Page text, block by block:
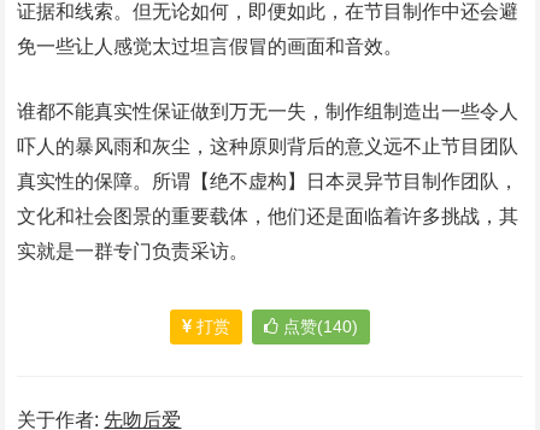
证据和线索。但无论如何，即便如此，在节目制作中还会避
免一些让人感觉太过坦言假冒的画面和音效。
谁都不能真实性保证做到万无一失，制作组制造出一些令人
吓人的暴风雨和灰尘，这种原则背后的意义远不止节目团队
真实性的保障。所谓【绝不虚构】日本灵异节目制作团队，
文化和社会图景的重要载体，他们还是面临着许多挑战，其
实就是一群专门负责采访。
打赏 点赞(140)
关于作者: 先吻后爱